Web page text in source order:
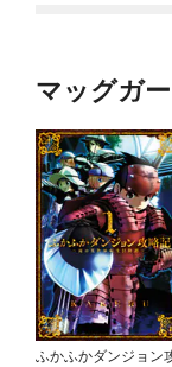
マッグガ
ふかふかダンジョン